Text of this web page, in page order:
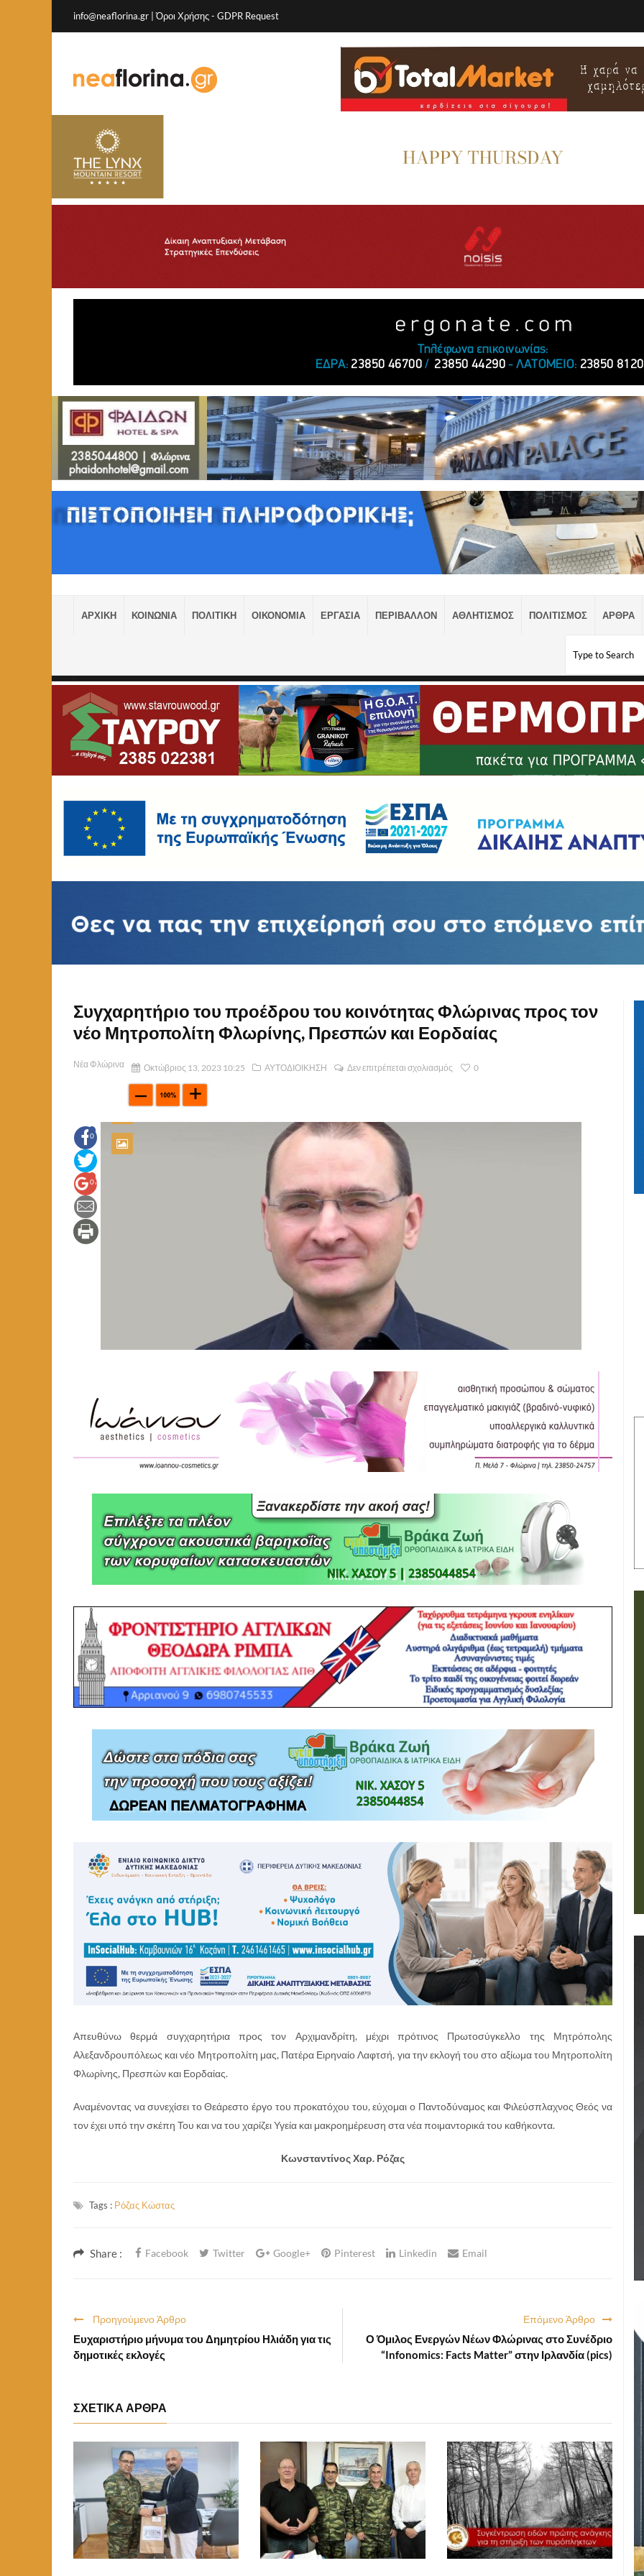
info@neaflorina.gr |Όροι Χρήσης- GDPR Request
ΑΡΧΙΚΗ ΚΟΙΝΩΝΙΑ ΠΟΛΙΤΙΚΗ ΟΙΚΟΝΟΜΙΑ ΕΡΓΑΣΙΑ ΠΕΡΙΒΑΛΛΟΝ ΑΘΛΗΤΙΣΜΟΣ ΠΟΛΙΤΙΣΜΟΣ ΑΡΘΡΑ
Συγχαρητήριο του προέδρου του κοινότητας Φλώρινας προς τον
νέο Μητροπολίτη Φλωρίνης, Πρεσπών και Εορδαίας
Νέα Φλώρινα Οκτώβριος 13, 2023 10:25 ΑΥΤΟΔΙΟΙΚΗΣΗ Δεν επιτρέπεται σχολιασμός 0
0
0
Απευθύνω θερμά συγχαρητήρια προς τον Αρχιμανδρίτη, μέχρι πρότινος Πρωτοσύγκελλο της Μητρόπολης
Αλεξανδρουπόλεως και νέο Μητροπολίτη μας, Πατέρα Ειρηναίο Λαφτσή, για την εκλογή του στο αξίωμα του Μητροπολίτη
Φλωρίνης, Πρεσπών και Εορδαίας.
Αναμένοντας να συνεχίσει το Θεάρεστο έργο του προκατόχου του, εύχομαι ο Παντοδύναμος και Φιλεύσπλαχνος Θεός να
τον έχει υπό την σκέπη Του και να του χαρίζει Υγεία και μακροημέρευση στα νέα ποιμαντορικά του καθήκοντα.
Κωνσταντίνος Χαρ. Ρόζας
Tags : Ρόζας Κώστας
Share : Facebook Twitter Google+ Pinterest Linkedin Email
Επόμενο Άρθρο
Ο Όμιλος Ενεργών Νέων Φλώρινας στο Συνέδριο
“Infonomics: Facts Matter” στην Ιρλανδία (pics)
Προηγούμενο Άρθρο
Ευχαριστήριο μήνυμα του Δημητρίου Ηλιάδη για τις
δημοτικές εκλογές
ΣΧΕΤΙΚΑ ΑΡΘΡΑ
ΑΥΤΟΔΙΟΙΚΗΣΗ ΑΥΤΟΔΙΟΙΚΗΣΗ
Αύγουστος 5, 2026 14:09 Αύγουστος 4, 2026 14:38
Κάλεσμα Αλληλεγγύης Του
Δήμου Αμυνταίου